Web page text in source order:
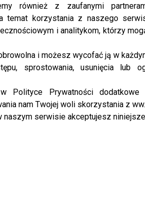
również z zaufanymi
temat korzystania z naszego
i analitykom, którzy
i możesz wycofać ją w
sprostowania, usunięcia lub
Polityce Prywatności
nam Twojej woli skorzystania z
naszym serwisie akceptujesz
która się całe
mnie na
jest w ogóle wbrew
charakterowi – ja
że nawet 4 dni bym
powiedziała
Gosi z “Big Brother”, do